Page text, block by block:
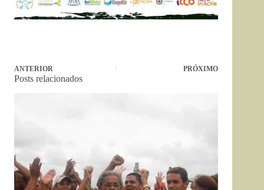
ANTERIOR PRÓXIMO
Posts relacionados